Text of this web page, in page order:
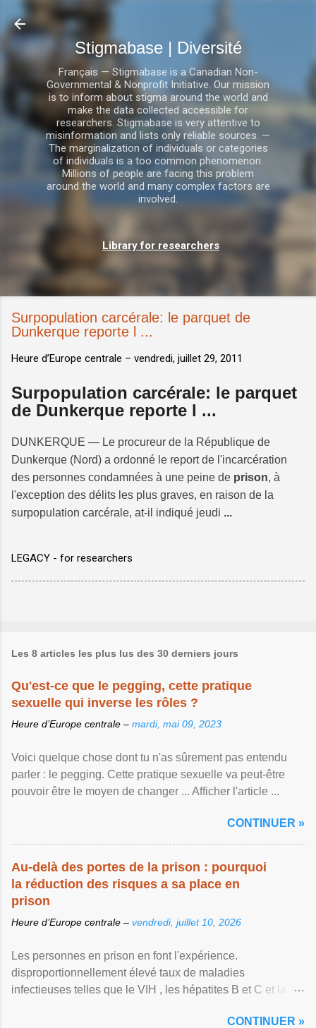
Stigmabase | Diversité
Français — Stigmabase is a Canadian Non-
Governmental & Nonprofit Initiative. Our mission
is to inform about stigma around the world and
make the data collected accessible for
researchers. Stigmabase is very attentive to
misinformation and lists only reliable sources. —
The marginalization of individuals or categories
of individuals is a too common phenomenon.
Millions of people are facing this problem
around the world and many complex factors are
involved.
Library for researchers
Surpopulation carcérale: le parquet de
Dunkerque reporte l ...
Heure d’Europe centrale – vendredi, juillet 29, 2011
Surpopulation carcérale: le parquet
de Dunkerque reporte l ...
DUNKERQUE — Le procureur de la République de
Dunkerque (Nord) a ordonné le report de l'incarcération
des personnes condamnées à une peine de prison, à
l'exception des délits les plus graves, en raison de la
surpopulation carcérale, at-il indiqué jeudi ...
LEGACY - for researchers
Les 8 articles les plus lus des 30 derniers jours
Qu'est-ce que le pegging, cette pratique
sexuelle qui inverse les rôles ?
Heure d’Europe centrale – mardi, mai 09, 2023
Voici quelque chose dont tu n'as sûrement pas entendu
parler : le pegging. Cette pratique sexuelle va peut-être
pouvoir être le moyen de changer ... Afficher l'article ...
CONTINUER »
Au-delà des portes de la prison : pourquoi
la réduction des risques a sa place en
prison
Heure d’Europe centrale – vendredi, juillet 10, 2026
Les personnes en prison en font l'expérience.
disproportionnellement élevé taux de maladies
infectieuses telles que le VIH , les hépatites B et C et la ...
CONTINUER »